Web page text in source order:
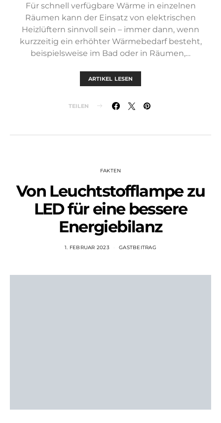
Für schnell verfügbare Wärme in einzelnen
Räumen kann der Einsatz von elektrischen
Heizlüftern sinnvoll sein – immer dann, wenn
kurzzeitig ein erhöhter Wärmebedarf besteht,
beispielsweise im Bad oder in Räumen,…
ARTIKEL LESEN
TEILEN
FAKTEN
Von Leuchtstofflampe zu
LED für eine bessere
Energiebilanz
1. FEBRUAR 2023 GASTBEITRAG